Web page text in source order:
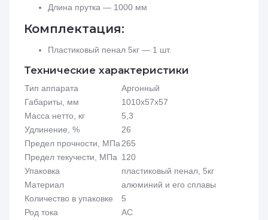
Длина прутка — 1000 мм
Комплектация:
Пластиковый пенал 5кг — 1 шт.
Технические характеристики
Тип аппарата
Аргонный
Габариты, мм
1010х57х57
Масса нетто, кг
5,3
Удлинение, %
26
Предел прочности, МПа 265
Предел текучести, МПа 120
Упаковка
пластиковый пенал, 5кг
Материал
алюминий и его сплавы
Количество в упаковке
5
Род тока
AC